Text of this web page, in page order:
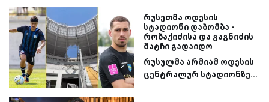
რუსეთმა ოდესის
სტადიონი დაბომბა -
რობაქიძისა და გაგნიძის
მატჩი გადაიდო
რუსულმა არმიამ ოდესის
ცენტრალურ სტადიონზე...